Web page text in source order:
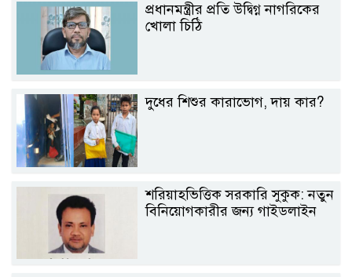
প্রধানমন্ত্রীর প্রতি উদ্বিগ্ন নাগরিকের
খোলা চিঠি
দুধের শিশুর কারাভোগ, দায় কার?
শরিয়াহভিত্তিক সরকারি সুকুক: নতুন
বিনিয়োগকারীর জন্য গাইডলাইন